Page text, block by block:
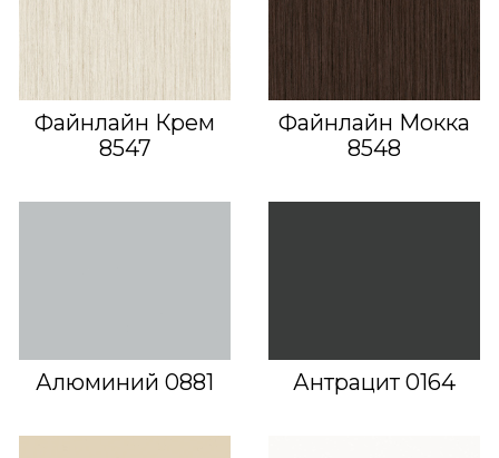
Файнлайн Крем
8547
Файнлайн Мокка
8548
Алюминий 0881 Антрацит 0164